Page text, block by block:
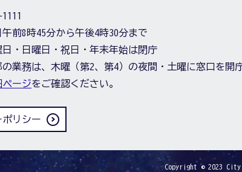
午前8時45分から午後4時30分まで
日・日曜日・祝日・年末年始は閉庁
の業務は、木曜（第2、第4）の夜間・土曜に窓口を開
ページをご確認ください。
ポリシー
Copyright © 2023